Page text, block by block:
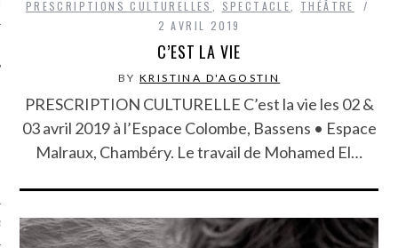
CARAVELLE
PRESCRIPTIONS CULTURELLES
SPECTACLE
THÉÂTRE
2 AVRIL 2019
C’EST LA VIE
BY KRISTINA D'AGOSTIN
PRESCRIPTION CULTURELLE C’est la vie les 02 &
03 avril 2019 à l’Espace Colombe, Bassens • Espace
Malraux, Chambéry. Le travail de Mohamed El…